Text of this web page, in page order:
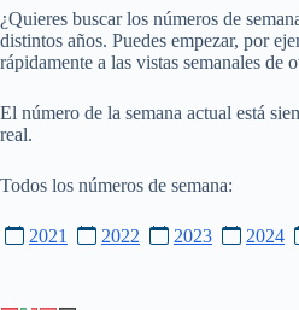
¿Quieres buscar los números de
distintos años. Puedes empezar, por
rápidamente a las vistas semanales de
El número de la semana actual está
real.
Todos los números de semana:
2021 2022 2023 2024